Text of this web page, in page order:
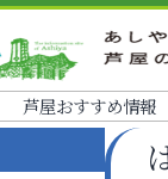
芦屋おすすめ情報